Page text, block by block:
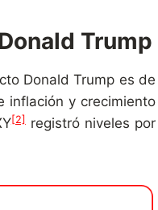
Trump
Donald Trump es de
inflación y crecimiento
[2]registró niveles por